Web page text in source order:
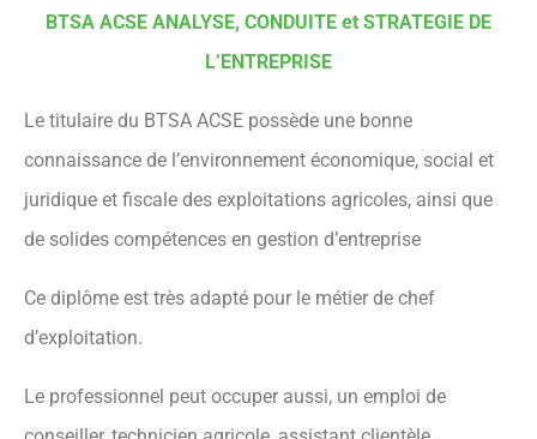
BTSA ACSE ANALYSE, CONDUITE et STRATEGIE DE
L’ENTREPRISE
Le titulaire du BTSA ACSE possède une bonne
connaissance de l’environnement économique, social et
juridique et fiscale des exploitations agricoles, ainsi que
de solides compétences en gestion d’entreprise
Ce diplôme est très adapté pour le métier de chef
d’exploitation.
Le professionnel peut occuper aussi, un emploi de